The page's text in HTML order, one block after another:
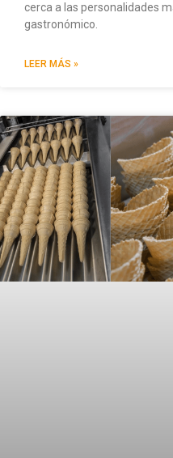
cerca a las personalidades
gastronómico.
LEER MÁS »